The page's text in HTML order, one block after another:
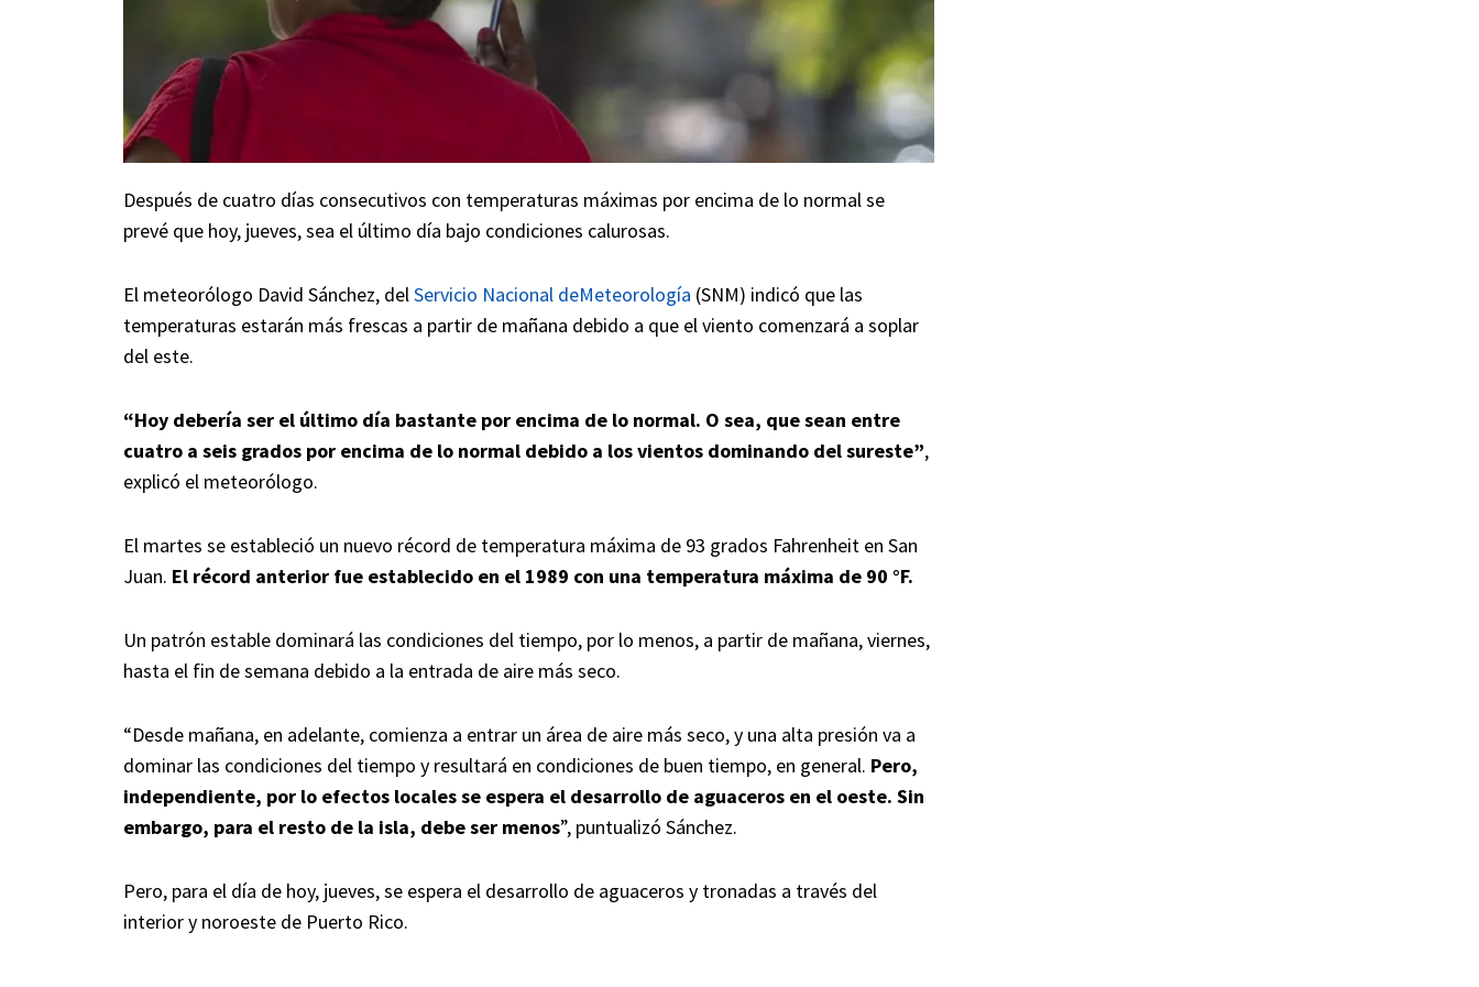
Después de cuatro días consecutivos con temperaturas máximas por encima de lo normal se
prevé que hoy, jueves, sea el último día bajo condiciones calurosas.
El meteorólogo David Sánchez, delServicio Nacional deMeteorología (SNM) indicó que las
temperaturas estarán más frescas a partir de mañana debido a que el viento comenzará a soplar
del este.
“Hoy debería ser el último día bastante por encima de lo normal. O sea, que sean entre
cuatro a seis grados por encima de lo normal debido a los vientos dominando del sureste”,
explicó el meteorólogo.
El martes se estableció un nuevo récord de temperatura máxima de 93 grados Fahrenheit en San
Juan. El récord anterior fue establecido en el 1989 con una temperatura máxima de 90 °F.
Un patrón estable dominará las condiciones del tiempo, por lo menos, a partir de mañana, viernes,
hasta el fin de semana debido a la entrada de aire más seco.
“Desde mañana, en adelante, comienza a entrar un área de aire más seco, y una alta presión va a
dominar las condiciones del tiempo y resultará en condiciones de buen tiempo, en general. Pero,
independiente, por lo efectos locales se espera el desarrollo de aguaceros en el oeste. Sin
embargo, para el resto de la isla, debe ser menos”, puntualizó Sánchez.
Pero, para el día de hoy, jueves, se espera el desarrollo de aguaceros y tronadas a través del
interior y noroeste de Puerto Rico.